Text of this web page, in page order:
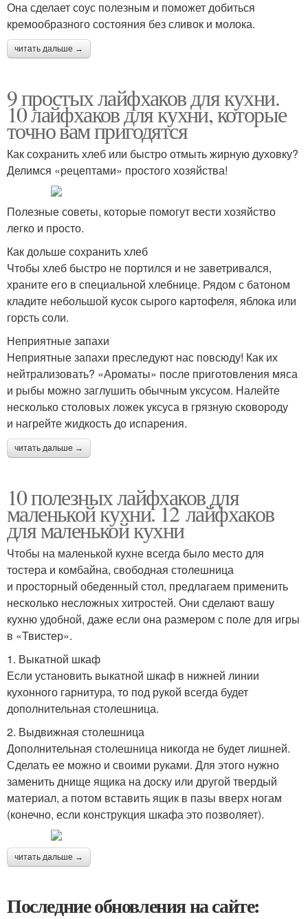
Она сделает соус полезным и поможет добиться
кремообразного состояния без сливок и молока.
читать дальше →
9 простых лайфхаков для кухни.
10 лайфхаков для кухни, которые
точно вам пригодятся
Как сохранить хлеб или быстро отмыть жирную духовку?
Делимся «рецептами» простого хозяйства!
Полезные советы, которые помогут вести хозяйство
легко и просто.
Как дольше сохранить хлеб
Чтобы хлеб быстро не портился и не заветривался,
храните его в специальной хлебнице. Рядом с батоном
кладите небольшой кусок сырого картофеля, яблока или
горсть соли.
Неприятные запахи
Неприятные запахи преследуют нас повсюду! Как их
нейтрализовать? «Ароматы» после приготовления мяса
и рыбы можно заглушить обычным уксусом. Налейте
несколько столовых ложек уксуса в грязную сковороду
и нагрейте жидкость до испарения.
читать дальше →
10 полезных лайфхаков для
маленькой кухни. 12 лайфхаков
для маленькой кухни
Чтобы на маленькой кухне всегда было место для
тостера и комбайна, свободная столешница
и просторный обеденный стол, предлагаем применить
несколько несложных хитростей. Они сделают вашу
кухню удобной, даже если она размером с поле для игры
в «Твистер».
1. Выкатной шкаф
Если установить выкатной шкаф в нижней линии
кухонного гарнитура, то под рукой всегда будет
дополнительная столешница.
2. Выдвижная столешница
Дополнительная столешница никогда не будет лишней.
Сделать ее можно и своими руками. Для этого нужно
заменить днище ящика на доску или другой твердый
материал, а потом вставить ящик в пазы вверх ногам
(конечно, если конструкция шкафа это позволяет).
читать дальше →
Последние обновления на сайте: